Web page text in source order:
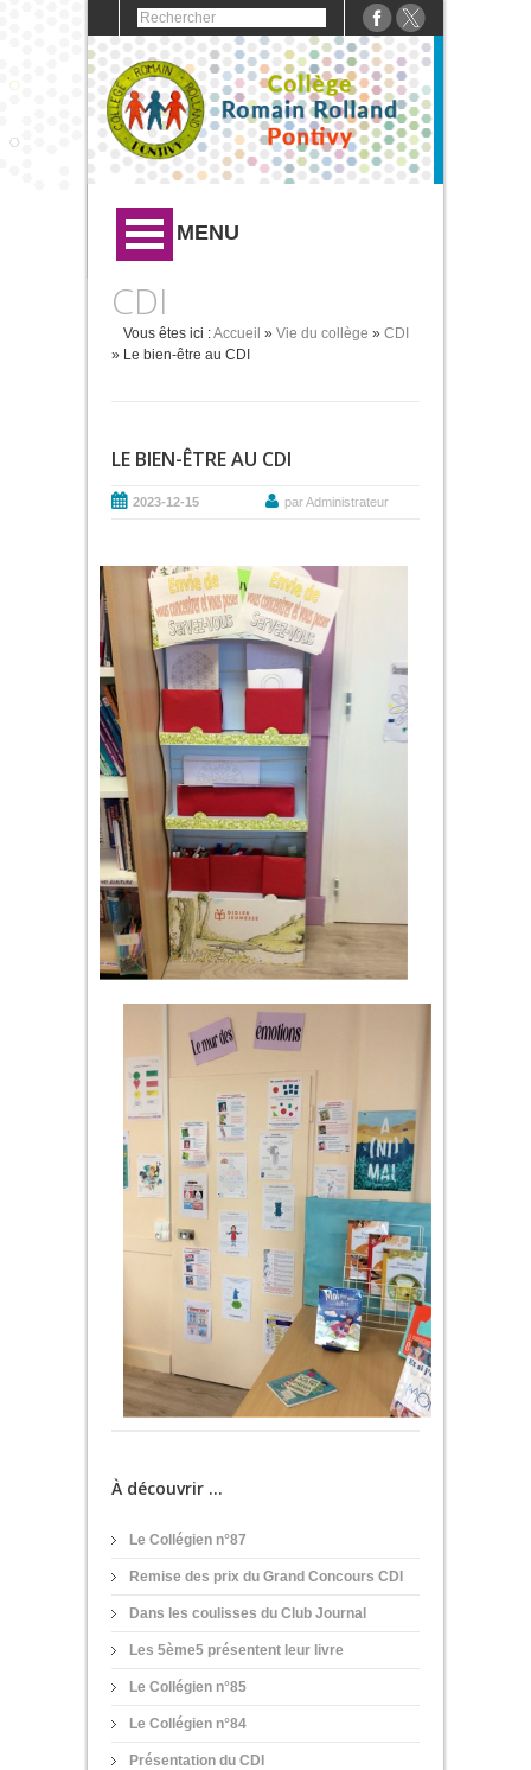
MENU
CDI
Vous êtes ici :Accueil » Vie du collège » CDI
» Le bien-être au CDI
LE BIEN-ÊTRE AU CDI
2023-12-15 par Administrateur
À découvrir ...
Le Collégien n°87
Remise des prix du Grand Concours CDI
Dans les coulisses du Club Journal
Les 5ème5 présentent leur livre
Le Collégien n°85
Le Collégien n°84
Présentation du CDI